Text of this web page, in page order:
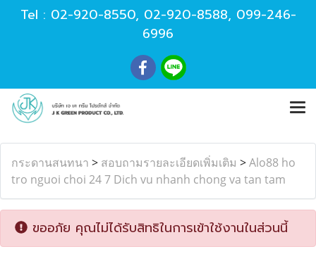
Tel : 02-920-8550, 02-920-8588, 099-246-
6996
กระดานสนทนา > สอบถามรายละเอียดเพิ่มเติม >Alo88 ho
tro nguoi choi 24 7 Dich vu nhanh chong va tan tam
ขออภัย คุณไม่ได้รับสิทธิในการเข้าใช้งานในส่วนนี้